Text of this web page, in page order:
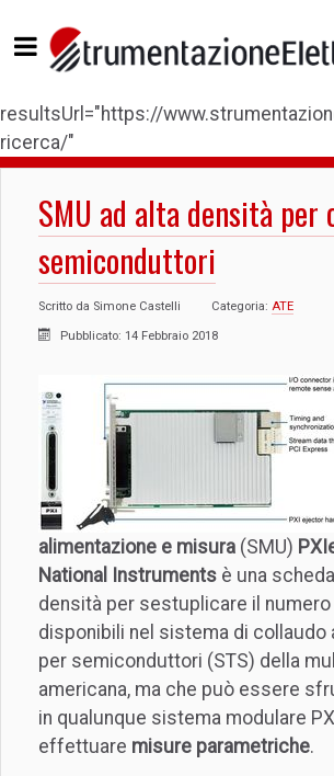
resultsUrl="https://
ricerca/"
SMU ad alta densità per
semiconduttori
Scritto da Simone Castelli Categoria: ATE
Pubblicato: 14 Febbraio 2018
alimentazione e misura (SMU)
National Instruments è una
densità per sestuplicare il numero
disponibili nel sistema di collaudo
per semiconduttori (STS) della
americana, ma che può essere
in qualunque sistema modulare
effettuare misure parametriche.